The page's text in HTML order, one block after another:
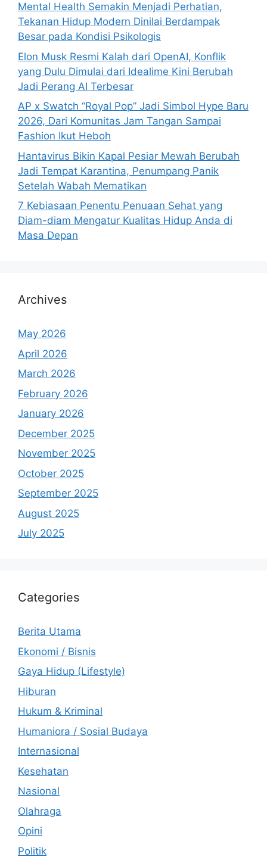
r
:
Mental Health Semakin Menjadi Perhatian,
Tekanan Hidup Modern Dinilai Berdampak
Besar pada Kondisi Psikologis
Elon Musk Resmi Kalah dari OpenAI, Konflik
yang Dulu Dimulai dari Idealime Kini Berubah
Jadi Perang AI Terbesar
AP x Swatch “Royal Pop” Jadi Simbol Hype Baru
2026, Dari Komunitas Jam Tangan Sampai
Fashion Ikut Heboh
Hantavirus Bikin Kapal Pesiar Mewah Berubah
Jadi Tempat Karantina, Penumpang Panik
Setelah Wabah Mematikan
7 Kebiasaan Penentu Penuaan Sehat yang
Diam-diam Mengatur Kualitas Hidup Anda di
Masa Depan
Archives
May 2026
April 2026
March 2026
February 2026
January 2026
December 2025
November 2025
October 2025
September 2025
August 2025
July 2025
Categories
Berita Utama
Ekonomi / Bisnis
Gaya Hidup (Lifestyle)
Hiburan
Hukum & Kriminal
Humaniora / Sosial Budaya
Internasional
Kesehatan
Nasional
Olahraga
Opini
Politik